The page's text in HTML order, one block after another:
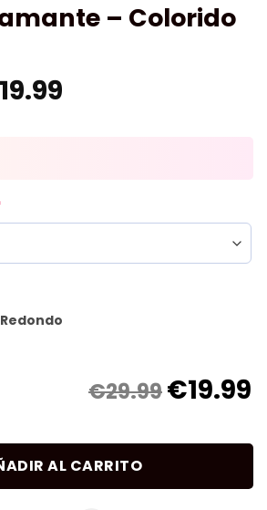
– Colorido
19.99
Redondo
€29.99€19.99
AL CARRITO